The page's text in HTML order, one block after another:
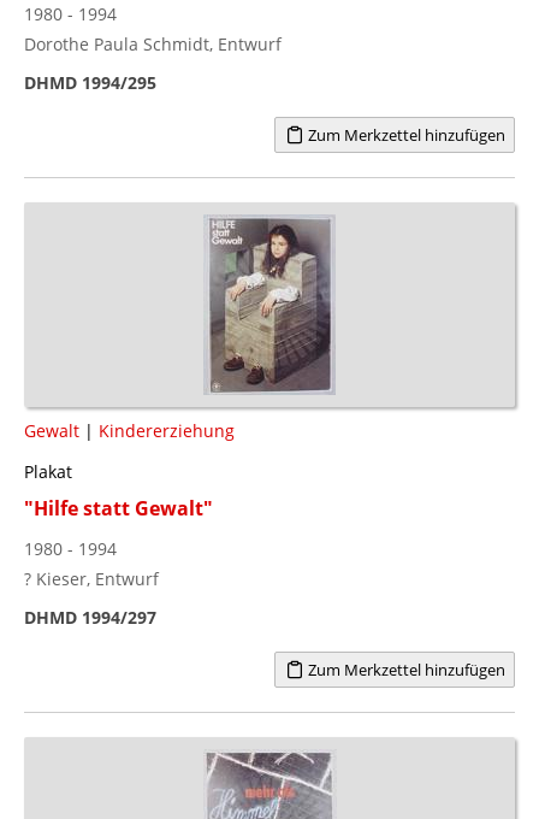
1980 - 1994
Dorothe Paula Schmidt, Entwurf
DHMD 1994/295
Zum Merkzettel hinzufügen
Gewalt | Kindererziehung
Plakat
"Hilfe statt Gewalt"
1980 - 1994
? Kieser, Entwurf
DHMD 1994/297
Zum Merkzettel hinzufügen